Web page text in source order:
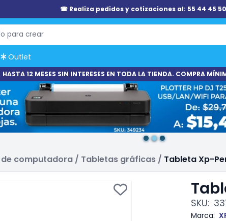
☎ Realiza pedidos y cotizaciones al: 55 44 45
Outlet
HASTA 12 MESES SIN INTERESES EN TODA LA TIENDA. COMPRA
computadora / Tabletas gráficas / Tableta Xp-
SKU:
Marca: